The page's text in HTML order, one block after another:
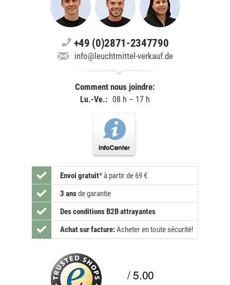
+49 (0)2871-2347790
info@leuchtmittel-verkauf.de
Comment nous joindre:
Lu.-Ve.: 08 h – 17 h
Envoi gratuit* à partir de 69 €
3 ansde garantie
Des conditions B2B attrayantes
Achat sur facture:Acheter en toute sécurité!
/ 5.00